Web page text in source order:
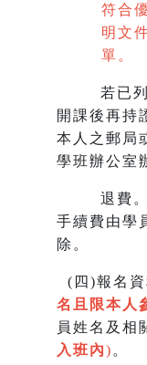
符合
明文
單。
若已
開課後再持
本人之郵局
學班辦公室
退費
手續費由學
除。
( 四)報名
名且限本人
員姓名及相
入班內) 。